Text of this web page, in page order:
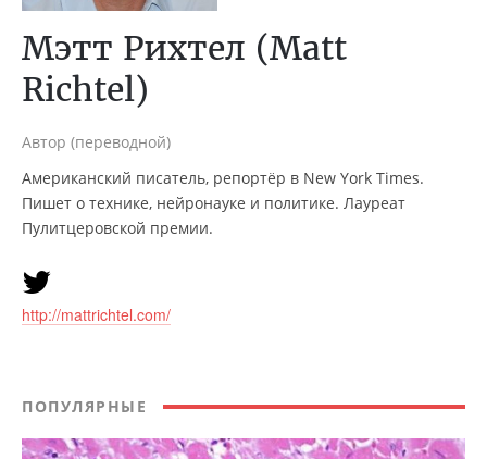
Мэтт Рихтел (Matt
Richtel)
Автор (переводной)
Американский писатель, репортёр в New York Times.
Пишет о технике, нейронауке и политике. Лауреат
Пулитцеровской премии.
http://mattrichtel.com/
ПОПУЛЯРНЫЕ